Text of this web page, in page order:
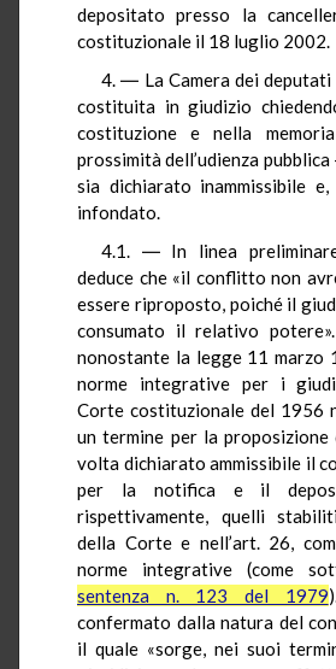
depositato presso la
costituzionale il 18 luglio 2002.
4. ― La Camera dei
costituita in giudizio
costituzione e nella
prossimità dell’udienza
sia dichiarato inammissibile
infondato.
4.1. ― In linea
deduce che «il conflitto non
essere riproposto, poiché il
consumato il relativo
nonostante la legge 11 marzo
norme integrative per i
Corte costituzionale del 1956
un termine per la proposizione
volta dichiarato ammissibile il
per la notifica e il
rispettivamente, quelli
della Corte e nell’art. 26,
norme integrative (come
sentenza n. 123 del 1979
confermato dalla natura del
il quale «sorge, nei suoi